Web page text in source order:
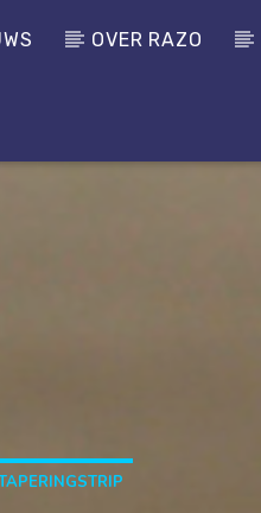
OVER RAZO